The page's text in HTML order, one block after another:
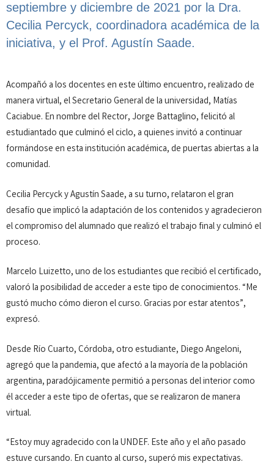
septiembre y diciembre de 2021 por la Dra.
Cecilia Percyck, coordinadora académica de la
iniciativa, y el Prof. Agustín Saade.
Acompañó a los docentes en este último encuentro, realizado de
manera virtual, el Secretario General de la universidad, Matías
Caciabue. En nombre del Rector, Jorge Battaglino, felicitó al
estudiantado que culminó el ciclo, a quienes invitó a continuar
formándose en esta institución académica, de puertas abiertas a la
comunidad.
Cecilia Percyck y Agustín Saade, a su turno, relataron el gran
desafío que implicó la adaptación de los contenidos y agradecieron
el compromiso del alumnado que realizó el trabajo final y culminó el
proceso.
Marcelo Luizetto, uno de los estudiantes que recibió el certificado,
valoró la posibilidad de acceder a este tipo de conocimientos. “Me
gustó mucho cómo dieron el curso. Gracias por estar atentos”,
expresó.
Desde Río Cuarto, Córdoba, otro estudiante, Diego Angeloni,
agregó que la pandemia, que afectó a la mayoría de la población
argentina, paradójicamente permitió a personas del interior como
él acceder a este tipo de ofertas, que se realizaron de manera
virtual.
“Estoy muy agradecido con la UNDEF. Este año y el año pasado
estuve cursando. En cuanto al curso, superó mis expectativas.